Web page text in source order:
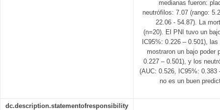
medianas fueron:
neutrófilos: 7.07 (rango:
22.06 - 54.87). La
(n=20). El PNI tuvo un
IC95%: 0.226 – 0.501),
mostraron un bajo poder
0.227 – 0.501), y los
(AUC: 0.526, IC95%:
no es un buen
dc.description.statementofresponsibility